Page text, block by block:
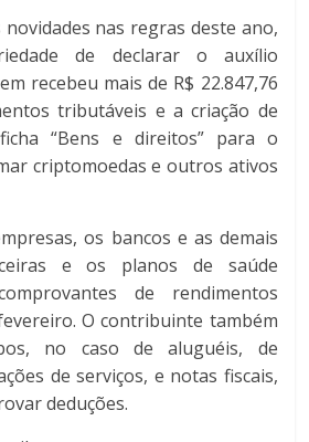
nas regras deste ano,
de declarar o auxílio
recebeu mais de R$ 22.847,76
tributáveis e a criação de
“Bens e direitos” para o
criptomoedas e outros ativos
os bancos e as demais
e os planos de saúde
de rendimentos
O contribuinte também
no caso de aluguéis, de
de serviços, e notas fiscais,
deduções.